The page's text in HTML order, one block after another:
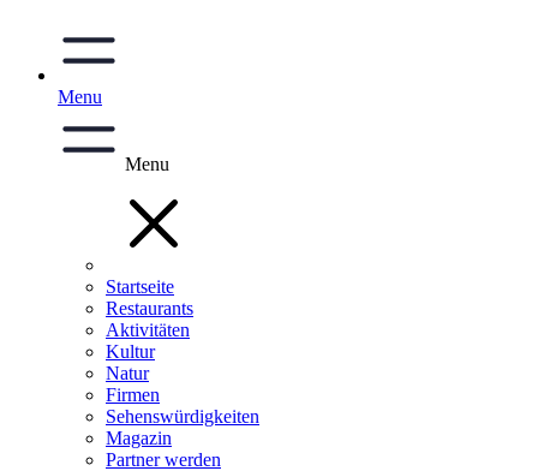
Menu
Menu
Startseite
Restaurants
Aktivitäten
Kultur
Natur
Firmen
Sehenswürdigkeiten
Magazin
Partner werden